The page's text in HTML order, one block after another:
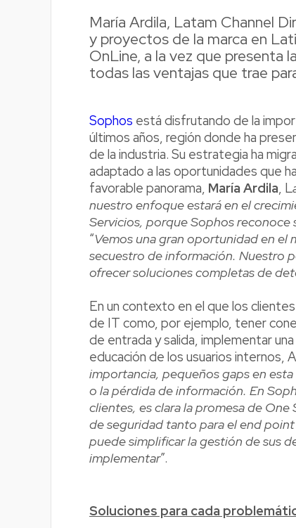
María Ardila, Latam Channel
y proyectos de la marca en
OnLine, a la vez que presenta
todas las ventajas que trae
Sophos está disfrutando de la
últimos años, región donde ha
de la industria. Su estrategia ha
adaptado a las oportunidades que
favorable panorama, María Ardila, L
nuestro enfoque estará en el
Servicios, porque Sophos
“Vemos una gran oportunidad en el
secuestro de información. Nuestro
ofrecer soluciones completas de
En un contexto en el que los
de IT como, por ejemplo, tener
de entrada y salida, implementar
educación de los usuarios internos,
importancia, pequeños gaps en
o la pérdida de información. En
clientes, es clara la promesa de
de seguridad tanto para el end
puede simplificar la gestión de sus
implementar”.
Soluciones para cada